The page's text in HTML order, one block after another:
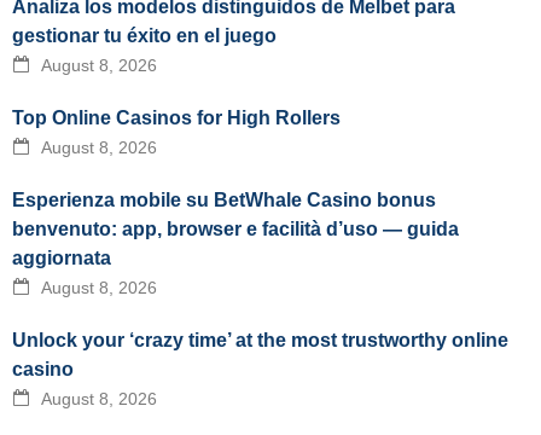
Analiza los modelos distinguidos de Melbet para
gestionar tu éxito en el juego
August 8, 2026
Top Online Casinos for High Rollers
August 8, 2026
Esperienza mobile su BetWhale Casino bonus
benvenuto: app, browser e facilità d’uso — guida
aggiornata
August 8, 2026
Unlock your ‘crazy time’ at the most trustworthy online
casino
August 8, 2026